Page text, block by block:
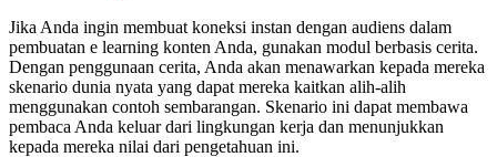
Jika Anda ingin membuat koneksi instan dengan audiens dalam
pembuatan e learning konten Anda, gunakan modul berbasis cerita.
Dengan penggunaan cerita, Anda akan menawarkan kepada mereka
skenario dunia nyata yang dapat mereka kaitkan alih-alih
menggunakan contoh sembarangan. Skenario ini dapat membawa
pembaca Anda keluar dari lingkungan kerja dan menunjukkan
kepada mereka nilai dari pengetahuan ini.